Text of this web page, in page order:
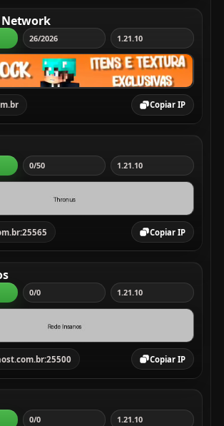
Copiar IP
26/2026 1.21.10
Copiar IP
0/50 1.21.10
Copiar IP
0/0 1.21.10
0/0 1.21.10